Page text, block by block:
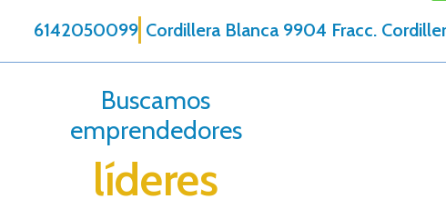
6142050099 Cordillera Blanca 9904 Fracc.
Buscamos
emprendedores
líderes